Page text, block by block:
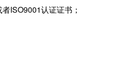
ISO9001认证证书；